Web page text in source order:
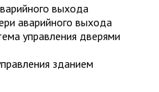
выхода
аварийного выхода
управления дверями
зданием